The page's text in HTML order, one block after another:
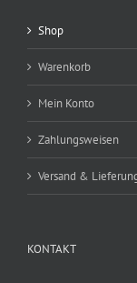
Shop
Warenkorb
Mein Konto
Zahlungsweisen
Versand &
KONTAKT